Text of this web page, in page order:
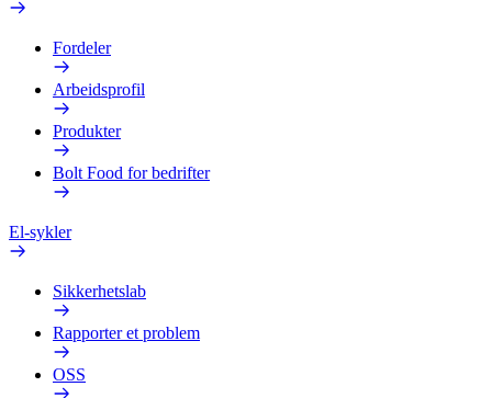
Fordeler
Arbeidsprofil
Produkter
Bolt Food for bedrifter
El-sykler
Sikkerhetslab
Rapporter et problem
OSS